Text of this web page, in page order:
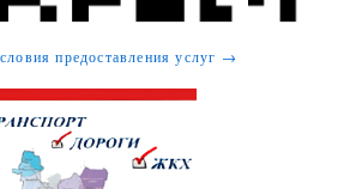
предоставления услуг →